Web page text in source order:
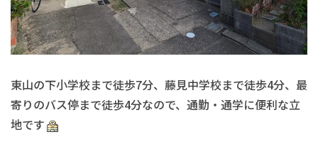
東山の下小学校まで徒歩7分、藤見中学校まで徒歩4分、最
寄りのバス停まで徒歩4分なので、通勤・通学に便利な立
地です